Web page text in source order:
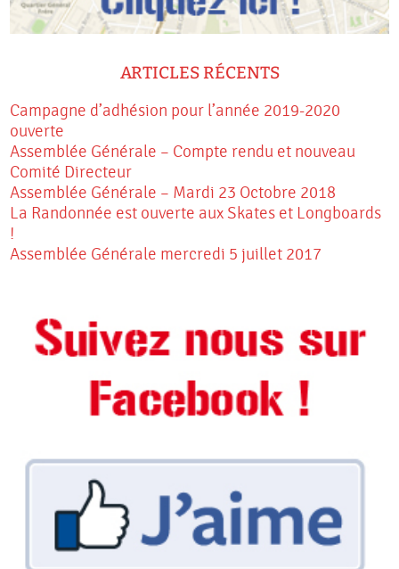
ARTICLES RÉCENTS
Campagne d’adhésion pour l’année 2019-2020
ouverte
Assemblée Générale – Compte rendu et nouveau
Comité Directeur
Assemblée Générale – Mardi 23 Octobre 2018
La Randonnée est ouverte aux Skates et Longboards
!
Assemblée Générale mercredi 5 juillet 2017